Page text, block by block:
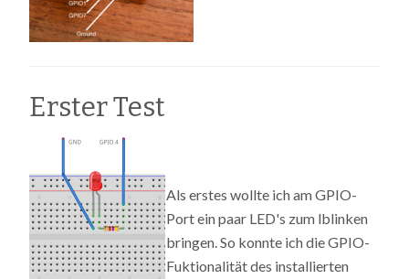
Erster Test
Als erstes wollte ich am GPIO-
Port ein paar LED's zum lblinken
bringen. So konnte ich die GPIO-
Fuktionalität des installierten